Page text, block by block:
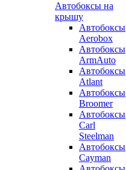
Автобоксы на
крышу
Автобоксы
Aerobox
Автобоксы
ArmAuto
Автобоксы
Atlant
Автобоксы
Broomer
Автобоксы
Carl
Steelman
Автобоксы
Cayman